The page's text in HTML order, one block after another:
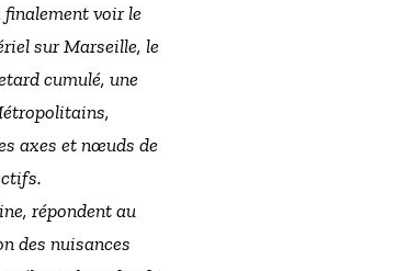
finalement voir le
sur Marseille, le
cumulé, une
axes et nœuds de
répondent au
des nuisances